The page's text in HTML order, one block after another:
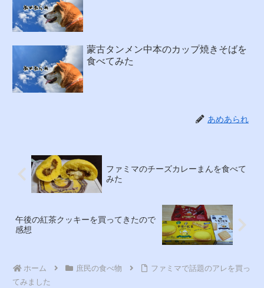
蒙古タンメン中本のカップ焼きそばを
食べてみた
あめあられ
ファミマのチーズカレーまんを食べて
みた
午後の紅茶クッキーを買ってきたので
感想
ホーム 庶民の食べ物
ファミマで話題のアレを買っ
てみました